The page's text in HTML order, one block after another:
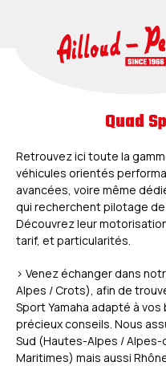
Quad
Retrouvez ici toute la
véhicules orientés
avancées, voire même
qui recherchent pilotage
Découvrez leur
tarif, et particularités.
> Venez échanger dans
Alpes / Crots), afin de
Sport Yamaha adapté à
précieux conseils. Nous
Sud (Hautes-Alpes /
Maritimes) mais aussi